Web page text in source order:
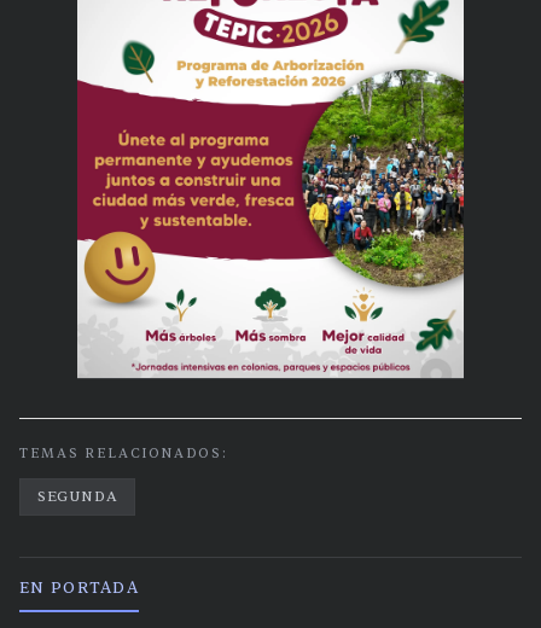
TEMAS RELACIONADOS:
SEGUNDA
EN PORTADA